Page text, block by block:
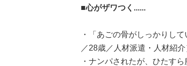
■心がザワつく......
・「あごの骨がしっかりし
／28歳／人材派遣・人材紹介
・ナンパされたが、ひたす